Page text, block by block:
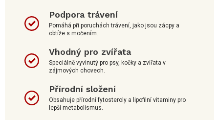
Podpora trávení
Pomáhá při poruchách trávení, jako jsou zácpy a
obtíže s močením.
Vhodný pro zvířata
Speciálně vyvinutý pro psy, kočky a zvířata v
zájmových chovech.
Přírodní složení
Obsahuje přírodní fytosteroly a lipofilní vitaminy pro
lepší metabolismus.